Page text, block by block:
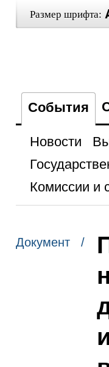
Размер шрифта:
События
Новости
Комиссии и
Документ /